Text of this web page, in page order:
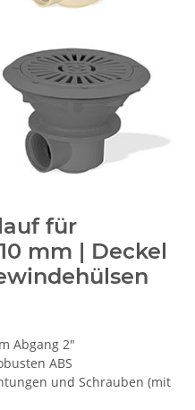
für
mm | Deckel
Abgang 2"
ABS
und Schrauben (mit